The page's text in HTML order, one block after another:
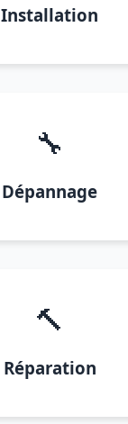
Installation
🔧
Dépannage
🔨
Réparation